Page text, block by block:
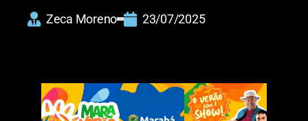
Zeca Moreno 23/07/2025